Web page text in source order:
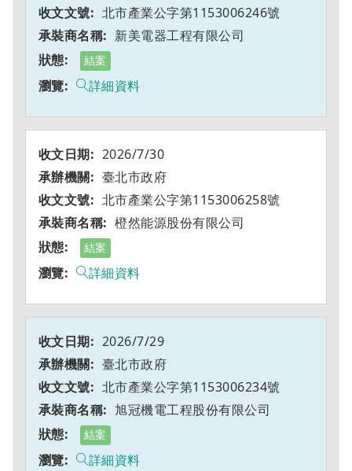
北市產業公字第1153006246號
新美電器工程有限公司
結案
詳細資料
2026/7/30
臺北市政府
北市產業公字第1153006258號
橙然能源股份有限公司
結案
詳細資料
2026/7/29
臺北市政府
北市產業公字第1153006234號
旭冠機電工程股份有限公司
結案
詳細資料